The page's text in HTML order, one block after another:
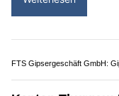
oder von